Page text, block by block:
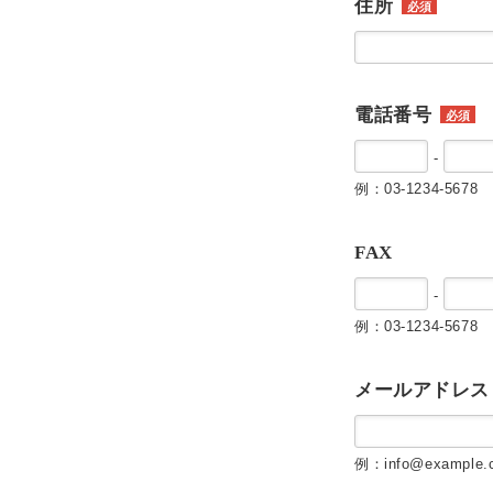
住所 必須
電話番号 必須
-
例：03-1234-5678
FAX
-
例：03-1234-5678
メールアドレス
例：